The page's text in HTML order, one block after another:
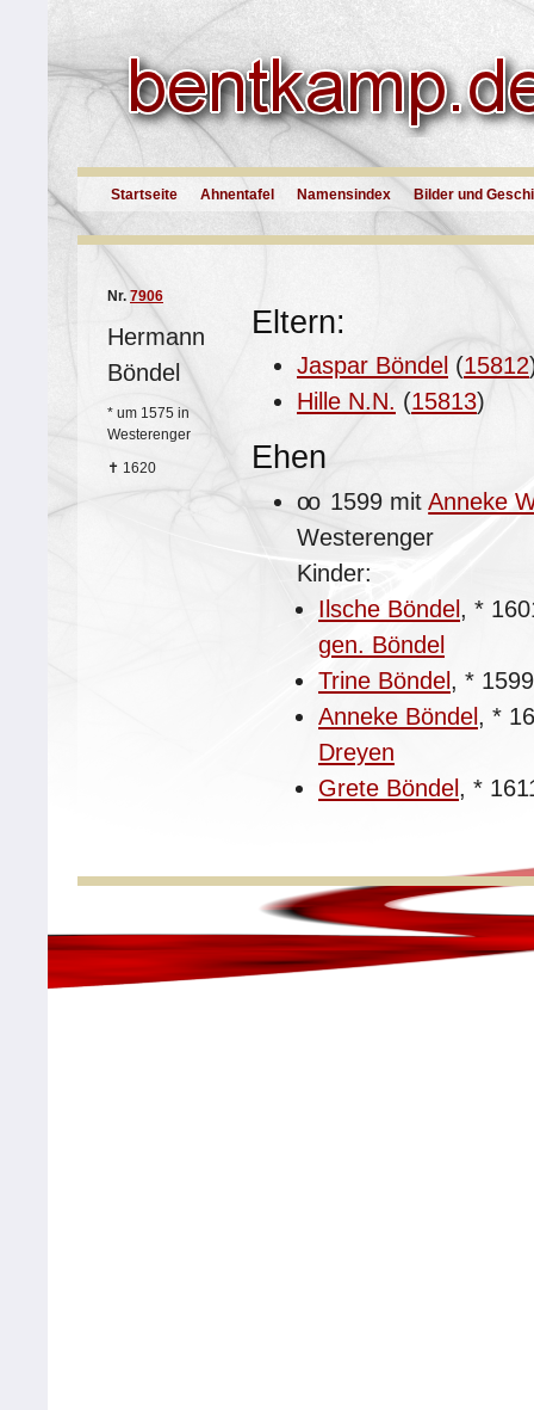
Startseite Ahnentafel Namensindex Bilder und
Nr. 7906
Hermann
Böndel
* um 1575 in
Westerenger
✝ 1620
Eltern:
Jaspar Böndel (15812
Hille N.N. (15813)
Ehen
oo 1599 mitAnneke
Westerenger
Kinder:
Ilsche Böndel, *
gen. Böndel
Trine Böndel, *
Anneke Böndel, *
Dreyen
Grete Böndel, *